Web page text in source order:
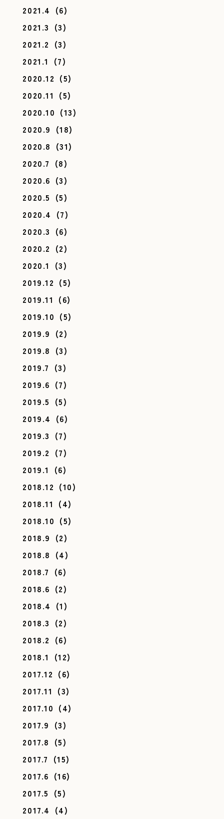
2021.4 (6)
2021.3 (3)
2021.2 (3)
2021.1
(7)
2020.12 (5)
2020.11 (5)
2020.10 (13)
2020.9 (18)
2020.8 (31)
2020.7 (8)
2020.6 (3)
2020.5 (5)
2020.4 (7)
2020.3 (6)
2020.2 (2)
2020.1
(3)
2019.12 (5)
2019.11 (6)
2019.10 (5)
2019.9 (2)
2019.8 (3)
2019.7 (3)
2019.6 (7)
2019.5 (5)
2019.4 (6)
2019.3 (7)
2019.2 (7)
2019.1
(6)
2018.12 (10)
2018.11 (4)
2018.10 (5)
2018.9 (2)
2018.8 (4)
2018.7 (6)
2018.6 (2)
2018.4 (1)
2018.3 (2)
2018.2 (6)
2018.1
(12)
2017.12 (6)
2017.11 (3)
2017.10 (4)
2017.9 (3)
2017.8 (5)
2017.7 (15)
2017.6 (16)
2017.5 (5)
2017.4 (4)